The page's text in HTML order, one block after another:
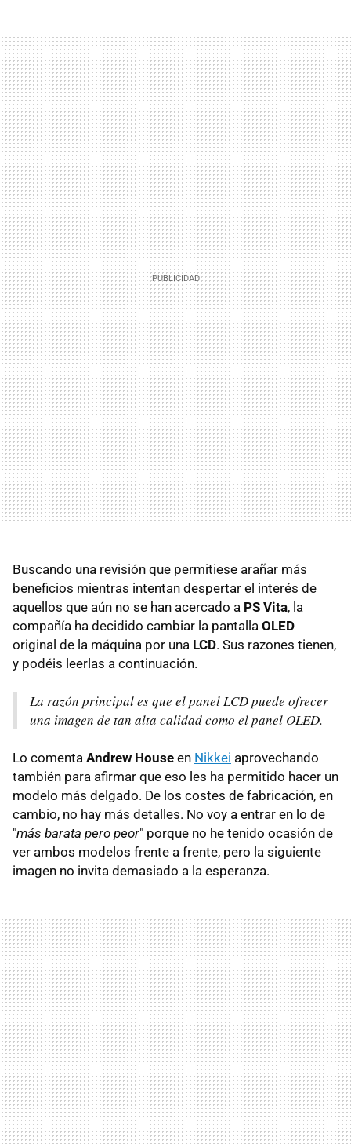
Buscando una revisión que permitiese arañar más
beneficios mientras intentan despertar el interés de
aquellos que aún no se han acercado a PS Vita, la
compañía ha decidido cambiar la pantalla OLED
original de la máquina por una LCD. Sus razones tienen,
y podéis leerlas a continuación.
La razón principal es que el panel LCD puede ofrecer
una imagen de tan alta calidad como el panel OLED.
Lo comenta Andrew House en Nikkei aprovechando
también para afirmar que eso les ha permitido hacer un
modelo más delgado. De los costes de fabricación, en
cambio, no hay más detalles. No voy a entrar en lo de
"más barata pero peor" porque no he tenido ocasión de
ver ambos modelos frente a frente, pero la siguiente
imagen no invita demasiado a la esperanza.